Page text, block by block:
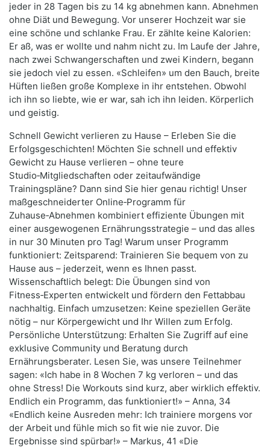
jeder in 28 Tagen bis zu 14 kg abnehmen kann. Abnehmen
ohne Diät und Bewegung. Vor unserer Hochzeit war sie
eine schöne und schlanke Frau. Er zählte keine Kalorien:
Er aß, was er wollte und nahm nicht zu. Im Laufe der Jahre,
nach zwei Schwangerschaften und zwei Kindern, begann
sie jedoch viel zu essen. «Schleifen» um den Bauch, breite
Hüften ließen große Komplexe in ihr entstehen. Obwohl
ich ihn so liebte, wie er war, sah ich ihn leiden. Körperlich
und geistig.
Schnell Gewicht verlieren zu Hause – Erleben Sie die
Erfolgsgeschichten! Möchten Sie schnell und effektiv
Gewicht zu Hause verlieren – ohne teure
Studio‑Mitgliedschaften oder zeitaufwändige
Trainingspläne? Dann sind Sie hier genau richtig! Unser
maßgeschneiderter Online‑Programm für
Zuhause‑Abnehmen kombiniert effiziente Übungen mit
einer ausgewogenen Ernährungsstrategie – und das alles
in nur 30 Minuten pro Tag! Warum unser Programm
funktioniert: Zeitsparend: Trainieren Sie bequem von zu
Hause aus – jederzeit, wenn es Ihnen passt.
Wissenschaftlich belegt: Die Übungen sind von
Fitness‑Experten entwickelt und fördern den Fettabbau
nachhaltig. Einfach umzusetzen: Keine speziellen Geräte
nötig – nur Körpergewicht und Ihr Willen zum Erfolg.
Persönliche Unterstützung: Erhalten Sie Zugriff auf eine
exklusive Community und Beratung durch
Ernährungsberater. Lesen Sie, was unsere Teilnehmer
sagen: «Ich habe in 8 Wochen 7 kg verloren – und das
ohne Stress! Die Workouts sind kurz, aber wirklich effektiv.
Endlich ein Programm, das funktioniert!» – Anna, 34
«Endlich keine Ausreden mehr: Ich trainiere morgens vor
der Arbeit und fühle mich so fit wie nie zuvor. Die
Ergebnisse sind spürbar!» – Markus, 41 «Die